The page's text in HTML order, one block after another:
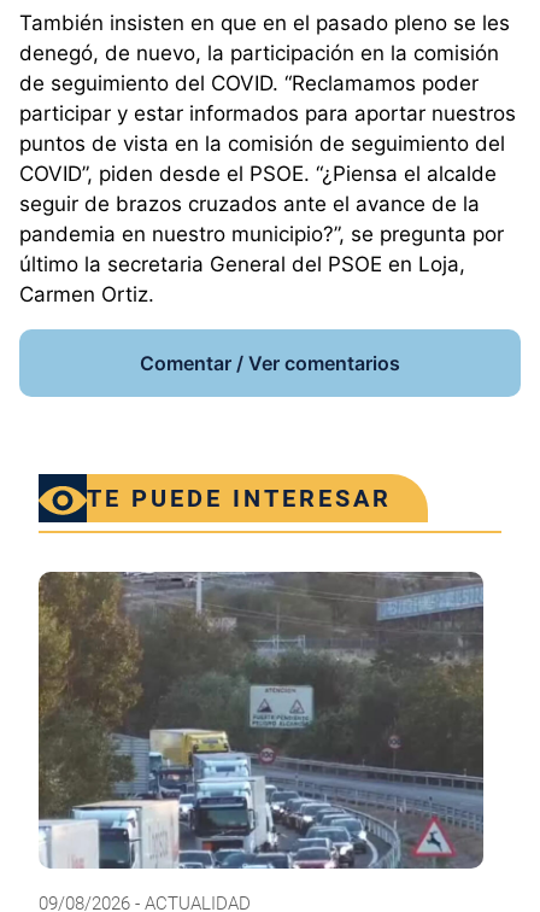
También insisten en que en el pasado pleno se les
denegó, de nuevo, la participación en la comisión
de seguimiento del COVID. “Reclamamos poder
participar y estar informados para aportar nuestros
puntos de vista en la comisión de seguimiento del
COVID”, piden desde el PSOE. “¿Piensa el alcalde
seguir de brazos cruzados ante el avance de la
pandemia en nuestro municipio?”, se pregunta por
último la secretaria General del PSOE en Loja,
Carmen Ortiz.
Comentar / Ver comentarios
TE PUEDE INTERESAR
09/08/2026 - ACTUALIDAD